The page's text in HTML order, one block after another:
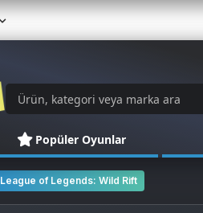
Popüler Oyunlar
League of Legends: Wild Rift